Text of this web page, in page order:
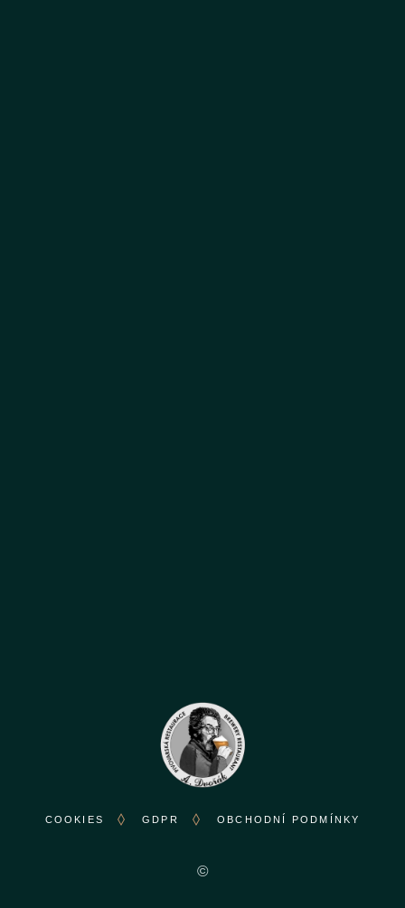
COOKIES GDPR OBCHODNÍ PODMÍNKY
©